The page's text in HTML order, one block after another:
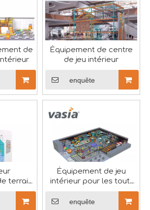
L'exposition d'équipements de divertissement Toy Town s'est terminée avec succès
de nombreux acheteurs
de
Équipement de centre
de jeu intérieur
enquête
terrain
Équipement de jeu
intérieur pour les tout-
enquête